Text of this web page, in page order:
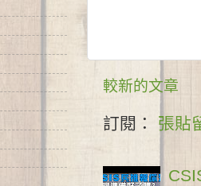
較新的文章
訂閱： 張貼